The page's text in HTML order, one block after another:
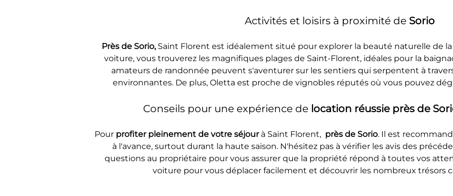
Activités et loisirs à proximité de Sorio
Près de Sorio, Saint Florent est idéalement situé pour explorer la beauté naturelle de
voiture, vous trouverez les magnifiques plages de Saint-Florent, idéales pour la
amateurs de randonnée peuvent s'aventurer sur les sentiers qui serpentent à
environnantes. De plus, Oletta est proche de vignobles réputés où vous pouvez
Conseils pour une expérience de location réussie près de
Pour profiter pleinement de votre séjour à Saint Florent, près de Sorio. Il est
à l'avance, surtout durant la haute saison. N'hésitez pas à vérifier les avis des
questions au propriétaire pour vous assurer que la propriété répond à toutes vos
voiture pour vous déplacer facilement et découvrir les nombreux trésors